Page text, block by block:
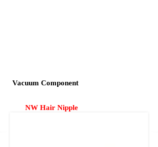
Vacuum Component
NW Hair Nipple